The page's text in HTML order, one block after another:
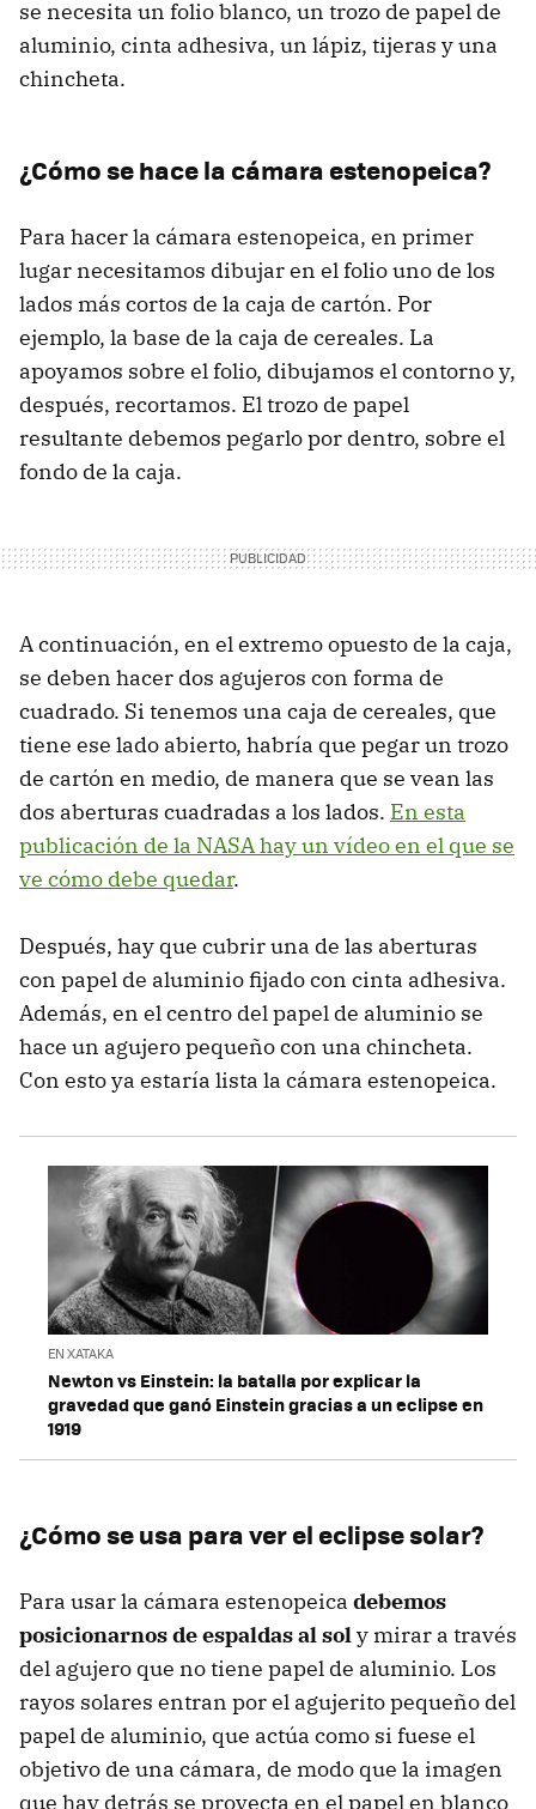
se necesita un folio blanco, un trozo de papel de
aluminio, cinta adhesiva, un lápiz, tijeras y una
chincheta.
¿Cómo se hace la cámara estenopeica?
Para hacer la cámara estenopeica, en primer
lugar necesitamos dibujar en el folio uno de los
lados más cortos de la caja de cartón. Por
ejemplo, la base de la caja de cereales. La
apoyamos sobre el folio, dibujamos el contorno y,
después, recortamos. El trozo de papel
resultante debemos pegarlo por dentro, sobre el
fondo de la caja.
A continuación, en el extremo opuesto de la caja,
se deben hacer dos agujeros con forma de
cuadrado. Si tenemos una caja de cereales, que
tiene ese lado abierto, habría que pegar un trozo
de cartón en medio, de manera que se vean las
dos aberturas cuadradas a los lados. En esta
publicación de la NASA hay un vídeo en el que se
ve cómo debe quedar.
Después, hay que cubrir una de las aberturas
con papel de aluminio fijado con cinta adhesiva.
Además, en el centro del papel de aluminio se
hace un agujero pequeño con una chincheta.
Con esto ya estaría lista la cámara estenopeica.
EN XATAKA
Newton vs Einstein: la batalla por explicar la
gravedad que ganó Einstein gracias a un eclipse en
1919
¿Cómo se usa para ver el eclipse solar?
Para usar la cámara estenopeica debemos
posicionarnos de espaldas al soly mirar a través
del agujero que no tiene papel de aluminio. Los
rayos solares entran por el agujerito pequeño del
papel de aluminio, que actúa como si fuese el
objetivo de una cámara, de modo que la imagen
que hay detrás se proyecta en el papel en blanco